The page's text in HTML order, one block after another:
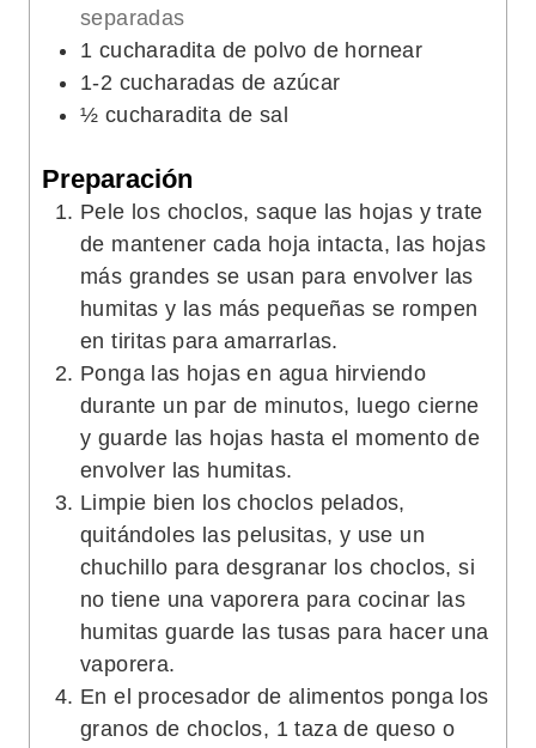
separadas
1 cucharadita de polvo de hornear
1-2 cucharadas de azúcar
½ cucharadita de sal
Preparación
Pele los choclos, saque las hojas y trate
de mantener cada hoja intacta, las hojas
más grandes se usan para envolver las
humitas y las más pequeñas se rompen
en tiritas para amarrarlas.
Ponga las hojas en agua hirviendo
durante un par de minutos, luego cierne
y guarde las hojas hasta el momento de
envolver las humitas.
Limpie bien los choclos pelados,
quitándoles las pelusitas, y use un
chuchillo para desgranar los choclos, si
no tiene una vaporera para cocinar las
humitas guarde las tusas para hacer una
vaporera.
En el procesador de alimentos ponga los
granos de choclos, 1 taza de queso o